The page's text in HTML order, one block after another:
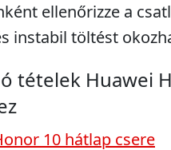
ellenőrizze a
instabil töltést
tételek Huawei
10 hátlap csere